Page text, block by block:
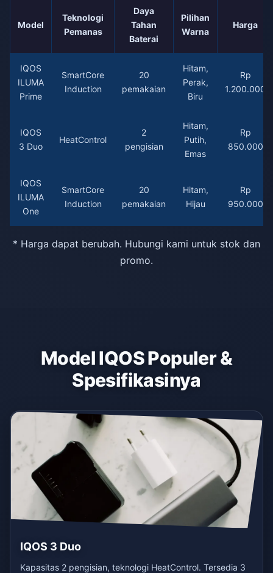
Model
Teknologi
Pemanas
Daya
Tahan
Baterai
Pilihan
Warna
Harga
IQOS
ILUMA
Prime
SmartCore
Induction
20
pemakaian
Hitam,
Perak,
Biru
Rp
1.200.000
IQOS
3 Duo
HeatControl
2
pengisian
Hitam,
Putih,
Emas
Rp
850.000
IQOS
ILUMA
One
SmartCore
Induction
20
pemakaian
Hitam,
Hijau
Rp
950.000
* Harga dapat berubah. Hubungi kami untuk stok dan
promo.
Model IQOS Populer &
Spesifikasinya
IQOS 3 Duo
Kapasitas 2 pengisian, teknologi HeatControl. Tersedia 3